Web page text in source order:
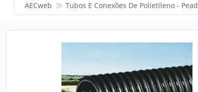
AECweb Tubos E Conexões De Polietileno - Pead